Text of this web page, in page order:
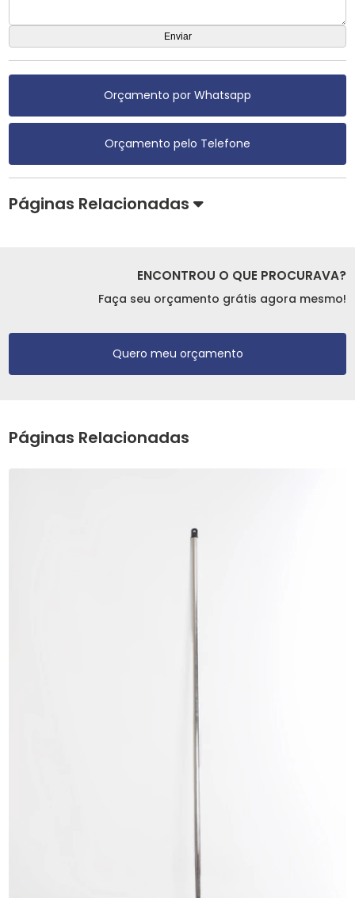
Orçamento por Whatsapp
Orçamento pelo Telefone
Páginas Relacionadas
ENCONTROU O QUE PROCURAVA?
Faça seu orçamento grátis agora mesmo!
Quero meu orçamento
Páginas Relacionadas